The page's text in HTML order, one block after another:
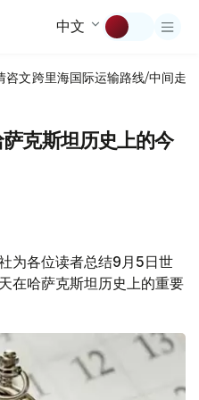
中文
咨文跨里海国际运输路线/中间走廊
克斯坦历史上的今
为各位读者总结9月5日世
在哈萨克斯坦历史上的重要